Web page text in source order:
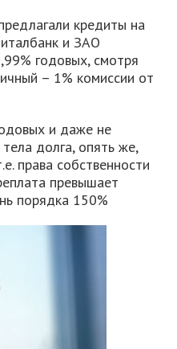
кредиты на
и ЗАО
годовых, смотря
– 1% комиссии от
и даже не
долга, опять же,
права собственности
превышает
порядка 150%